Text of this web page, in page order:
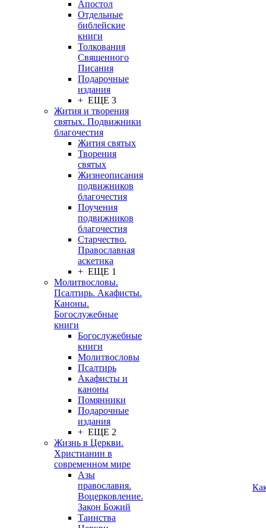
Апостол
Отдельные
библейские
книги
Толкования
Священного
Писания
Подарочные
издания
+ ЕЩЕ 3
Жития и творения
святых. Подвижники
благочестия
Жития святых
Творения
святых
Жизнеописания
подвижников
благочестия
Поучения
подвижников
благочестия
Старчество.
Православная
аскетика
+ ЕЩЕ 1
Молитвословы.
Псалтирь. Акафисты.
Каноны.
Богослужебные
книги
Богослужебные
книги
Молитвословы
Псалтирь
Акафисты и
каноны
Помянники
Подарочные
издания
+ ЕЩЕ 2
Жизнь в Церкви.
Христианин в
современном мире
Азы
православия.
Воцерковление.
Закон Божий
Таинства